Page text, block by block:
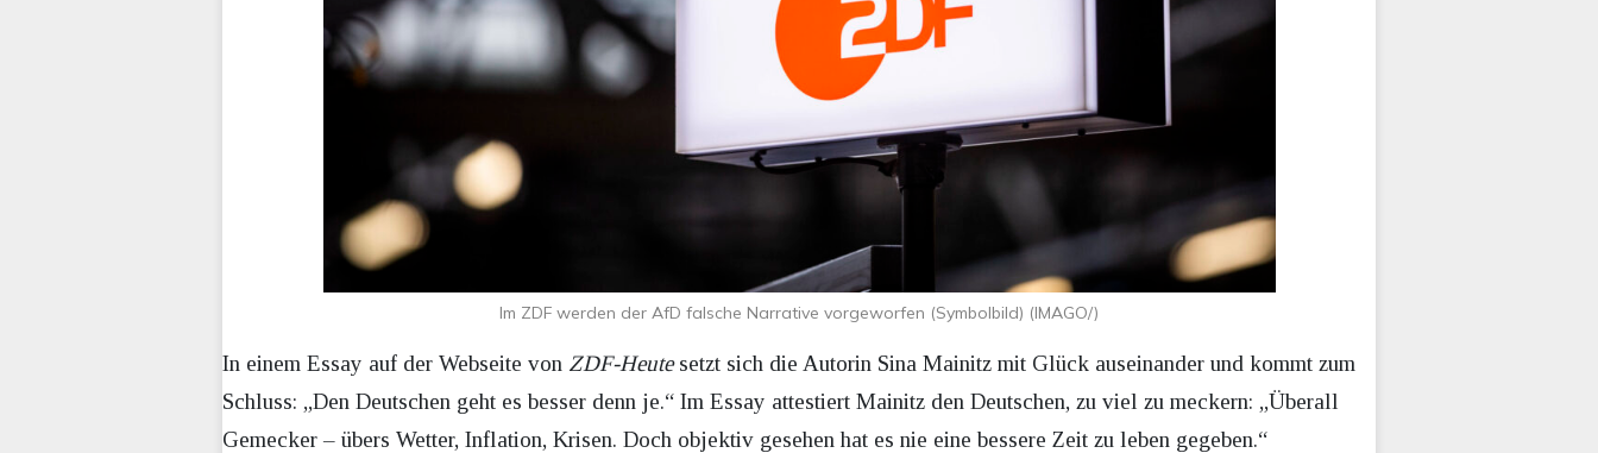
Im ZDF werden der AfD falsche Narrative vorgeworfen (Symbolbild) (IMAGO/)
In einem Essay auf der Webseite von ZDF-Heutesetzt sich die Autorin Sina Mainitz mit Glück auseinander und kommt zum
Schluss: „Den Deutschen geht es besser denn je.“ Im Essay attestiert Mainitz den Deutschen, zu viel zu meckern: „Überall
Gemecker – übers Wetter, Inflation, Krisen. Doch objektiv gesehen hat es nie eine bessere Zeit zu leben gegeben.“